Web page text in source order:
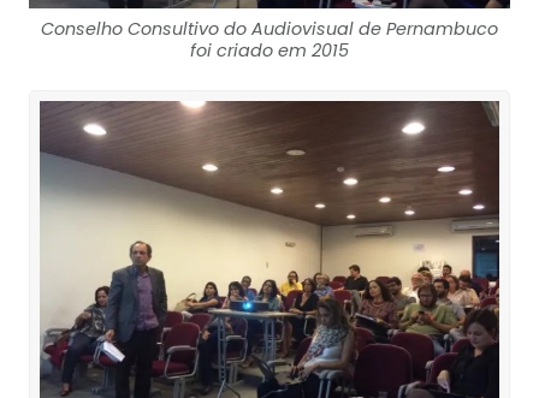
Conselho Consultivo do Audiovisual de Pernambuco
foi criado em 2015